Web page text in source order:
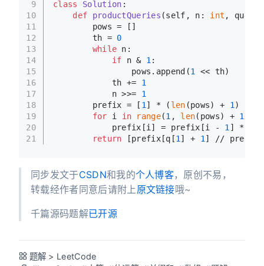
9
10
11
12
13
14
15
16
17
18
19
20
21
class Solution :
def
productQueries (self, n: int ,
        pows = []
        th =
0
while n:
if n & 1 :
                pows.append(
1
<< th)
            th +=
1
            n >>=
1
        prefix = [
1 ] * ( len (pows) + 1 )
for i in range(1 , len(pows) + 1
            prefix[i] = prefix[i -
1 ] *
return [prefix[q[1 ] + 1 ] //
同步发文于CSDN和我的个人博客，原创不易，
转载经作者同意后请附上 原文链接哦~
千篇源码题解已开源
题解 > LeetCode